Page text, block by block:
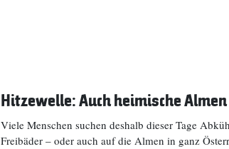
Hitzewelle: Auch heimische
Viele Menschen suchen deshalb dieser Tage
Freibäder – oder auch auf die Almen in ganz